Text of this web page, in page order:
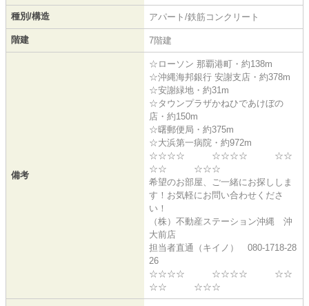
種別/構造 アパート/鉄筋コンクリート
階建 7階建
備考
☆ローソン 那覇港町・約138m
☆沖縄海邦銀行 安謝支店・約378m
☆安謝緑地・約31m
☆タウンプラザかねひであけぼの
店・約150m
☆曙郵便局・約375m
☆大浜第一病院・約972m
☆☆☆☆ ☆☆☆☆ ☆☆
☆☆ ☆☆☆
希望のお部屋、ご一緒にお探ししま
す！お気軽にお問い合わせくださ
い！
（株）不動産ステーション沖縄 沖
大前店
担当者直通（キイノ） 080-1718-28
26
☆☆☆☆ ☆☆☆☆ ☆☆
☆☆ ☆☆☆